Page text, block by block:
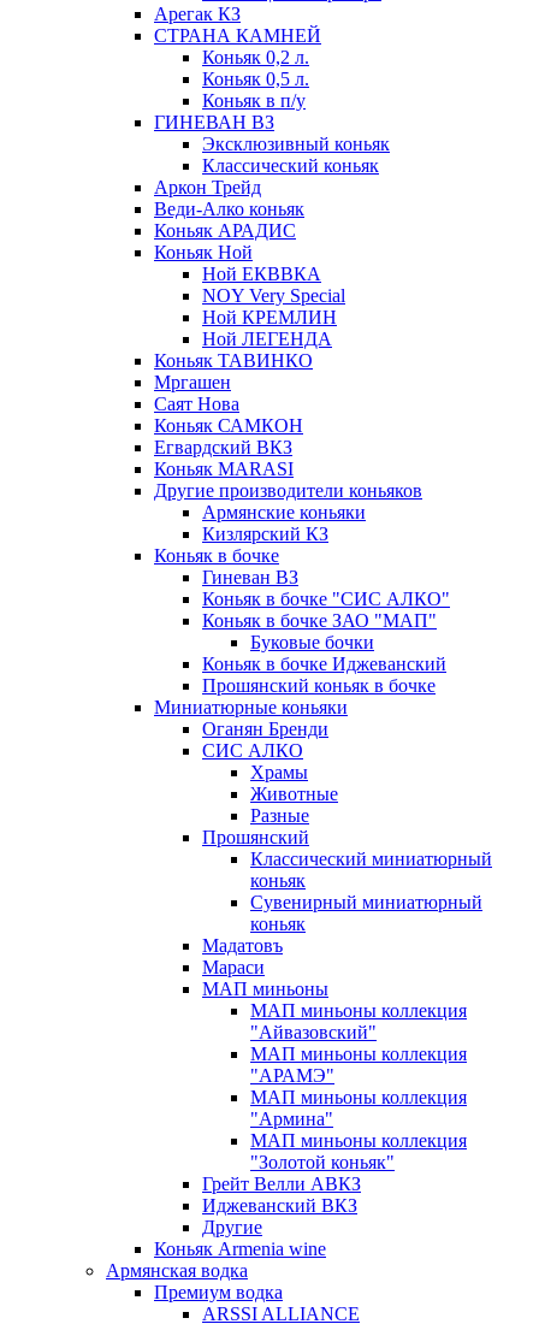
Арегак КЗ
СТРАНА КАМНЕЙ
Коньяк 0,2 л.
Коньяк 0,5 л.
Коньяк в п/у
ГИНЕВАН ВЗ
Эксклюзивный коньяк
Классический коньяк
Аркон Трейд
Веди-Алко коньяк
Коньяк АРАДИС
Коньяк Ной
Ной ЕКВВКА
NOY Very Special
Ной КРЕМЛИН
Ной ЛЕГЕНДА
Коньяк ТАВИНКО
Мргашен
Саят Нова
Коньяк САМКОН
Егвардский ВКЗ
Коньяк MARASI
Другие производители коньяков
Армянские коньяки
Кизлярский КЗ
Коньяк в бочке
Гиневан ВЗ
Коньяк в бочке "СИС АЛКО"
Коньяк в бочке ЗАО "МАП"
Буковые бочки
Коньяк в бочке Иджеванский
Прошянский коньяк в бочке
Миниатюрные коньяки
Оганян Бренди
СИС АЛКО
Храмы
Животные
Разные
Прошянский
Классический миниатюрный
коньяк
Сувенирный миниатюрный
коньяк
Мадатовъ
Мараси
МАП миньоны
МАП миньоны коллекция
"Айвазовский"
МАП миньоны коллекция
"АРАМЭ"
МАП миньоны коллекция
"Армина"
МАП миньоны коллекция
"Золотой коньяк"
Грейт Велли АВКЗ
Иджеванский ВКЗ
Другие
Коньяк Armenia wine
Армянская водка
Премиум водка
ARSSI ALLIANCE